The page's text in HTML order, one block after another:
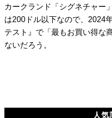
カークランド「シグネチャー
は200ドル以下なので、2024
テスト』で「最もお買い得な
ないだろう。
人気